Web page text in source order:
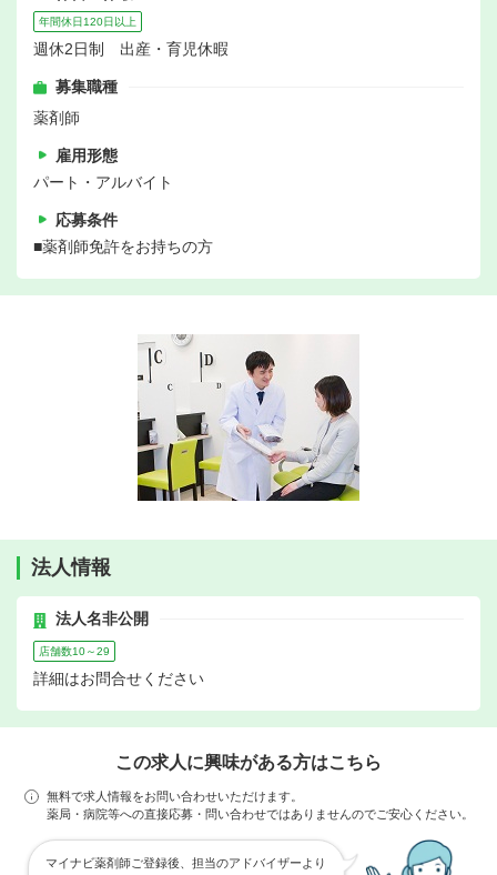
年間休日120日以上
週休2日制 出産・育児休暇
募集職種
薬剤師
雇用形態
パート・アルバイト
応募条件
■薬剤師免許をお持ちの方
法人情報
法人名非公開
店舗数10～29
詳細はお問合せください
この求人に興味がある方はこちら
無料で求人情報をお問い合わせいただけます。
薬局・病院等への直接応募・問い合わせではありませんのでご安心ください。
マイナビ薬剤師ご登録後、担当のアドバイザーより